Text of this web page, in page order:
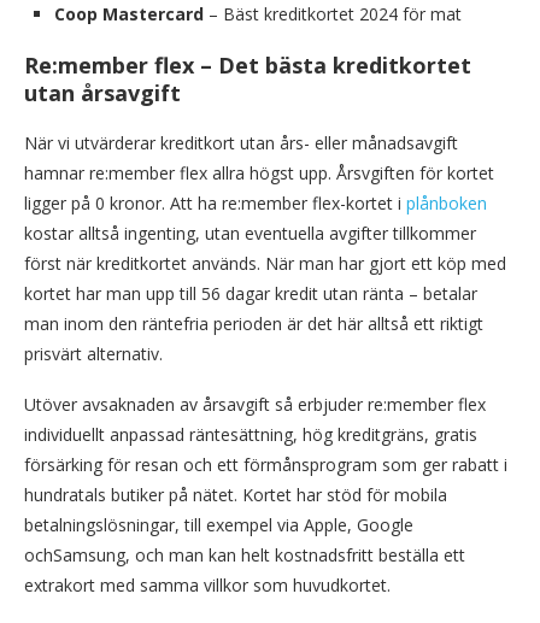
Coop Mastercard – Bäst kreditkortet 2024 för mat
Re:member flex – Det bästa kreditkortet
utan årsavgift
När vi utvärderar kreditkort utan års- eller månadsavgift
hamnar re:member flex allra högst upp. Årsvgiften för kortet
ligger på 0 kronor. Att ha re:member flex-kortet i plånboken
kostar alltså ingenting, utan eventuella avgifter tillkommer
först när kreditkortet används. När man har gjort ett köp med
kortet har man upp till 56 dagar kredit utan ränta – betalar
man inom den räntefria perioden är det här alltså ett riktigt
prisvärt alternativ.
Utöver avsaknaden av årsavgift så erbjuder re:member flex
individuellt anpassad räntesättning, hög kreditgräns, gratis
försärking för resan och ett förmånsprogram som ger rabatt i
hundratals butiker på nätet. Kortet har stöd för mobila
betalningslösningar, till exempel via Apple, Google
ochSamsung, och man kan helt kostnadsfritt beställa ett
extrakort med samma villkor som huvudkortet.